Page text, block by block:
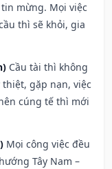
mừng. Mọi việc
thì sẽ khỏi, gia
Cầu tài thì không
gặp nạn, việc
cúng tế thì mới
Mọi công việc đều
Tây Nam –